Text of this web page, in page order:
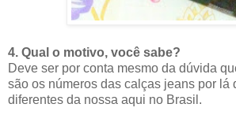
4. Qual o motivo, você sabe?
Deve ser por conta mesmo da dúvida
são os números das calças jeans por lá
diferentes da nossa aqui no Brasil.